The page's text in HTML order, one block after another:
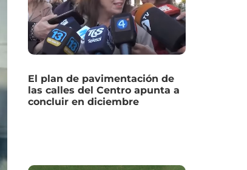
El plan de pavimentación de
las calles del Centro apunta a
concluir en diciembre